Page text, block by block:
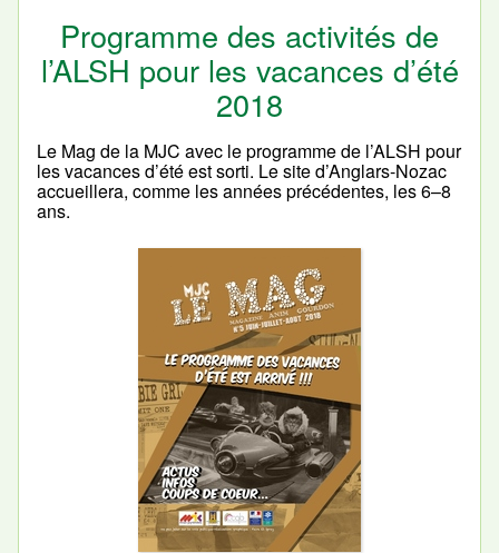
Programme des activités de
l’ALSH pour les vacances d’été
2018
Le Mag de la MJC avec le programme de l’ALSH pour
les vacances d’été est sorti. Le site d’Anglars-Nozac
accueillera, comme les années précédentes, les 6–8
ans.